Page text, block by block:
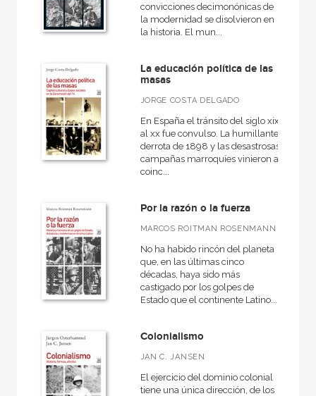
convicciones decimonónicas de
la modernidad se disolvieron en
la historia. El mun...
La educación política de las
masas
JORGE COSTA DELGADO
En España el tránsito del siglo xix
al xx fue convulso. La humillante
derrota de 1898 y las desastrosas
campañas marroquíes vinieron a
coinc...
Por la razón o la fuerza
MARCOS ROITMAN ROSENMANN
No ha habido rincón del planeta
que, en las últimas cinco
décadas, haya sido más
castigado por los golpes de
Estado que el continente Latino...
Colonialismo
JAN C. JANSEN
El ejercicio del dominio colonial
tiene una única dirección, de los